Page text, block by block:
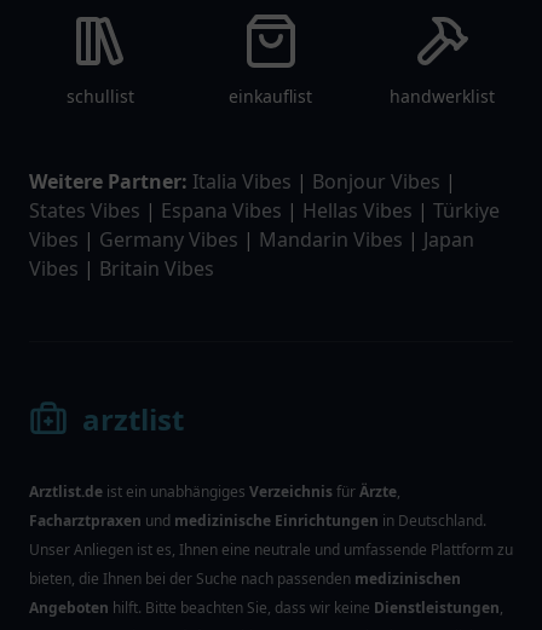
schullist einkauflist handwerklist
Weitere Partner: Italia Vibes | Bonjour Vibes |
States Vibes | Espana Vibes | Hellas Vibes | Türkiye
Vibes | Germany Vibes | Mandarin Vibes | Japan
Vibes | Britain Vibes
arztlist
Arztlist.de ist ein unabhängiges VerzeichnisfürÄrzte,
Facharztpraxen und medizinische Einrichtungen in Deutschland.
Unser Anliegen ist es, Ihnen eine neutrale und umfassende Plattform zu
bieten, die Ihnen bei der Suche nach passenden medizinischen
Angeboten hilft. Bitte beachten Sie, dass wir keine Dienstleistungen,